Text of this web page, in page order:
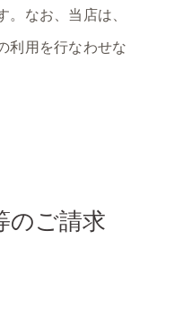
なお、当店は、
利用を行なわせな
のご請求